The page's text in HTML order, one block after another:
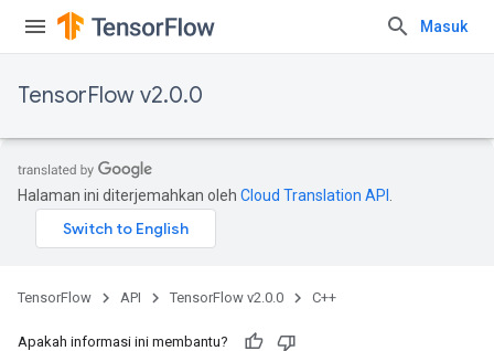
Masuk
TensorFlow v2.0.0
Halaman ini diterjemahkan oleh Cloud Translation API
TensorFlow API TensorFlow v2.0.0 C++
Apakah informasi ini membantu?